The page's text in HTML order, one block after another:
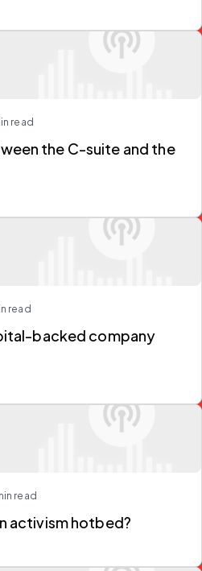
read
the C-suite and the
read
backed company
read
activism hotbed?